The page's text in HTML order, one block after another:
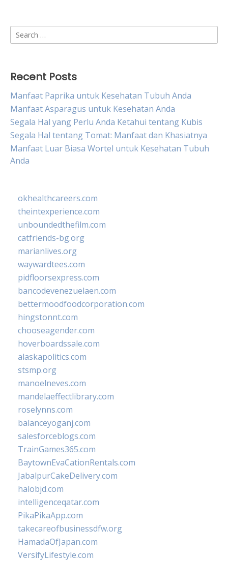
Search
for:
Recent Posts
Manfaat Paprika untuk Kesehatan Tubuh Anda
Manfaat Asparagus untuk Kesehatan Anda
Segala Hal yang Perlu Anda Ketahui tentang Kubis
Segala Hal tentang Tomat: Manfaat dan Khasiatnya
Manfaat Luar Biasa Wortel untuk Kesehatan Tubuh
Anda
okhealthcareers.com
theintexperience.com
unboundedthefilm.com
catfriends-bg.org
marianlives.org
waywardtees.com
pidfloorsexpress.com
bancodevenezuelaen.com
bettermoodfoodcorporation.com
hingstonnt.com
chooseagender.com
hoverboardssale.com
alaskapolitics.com
stsmp.org
manoelneves.com
mandelaeffectlibrary.com
roselynns.com
balanceyoganj.com
salesforceblogs.com
TrainGames365.com
BaytownEvaCationRentals.com
JabalpurCakeDelivery.com
halobjd.com
intelligenceqatar.com
PikaPikaApp.com
takecareofbusinessdfw.org
HamadaOfJapan.com
VersifyLifestyle.com